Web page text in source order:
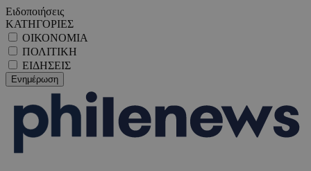
Ειδοποιήσεις
ΚΑΤΗΓΟΡΙΕΣ
ΟΙΚΟΝΟΜΙΑ
ΠΟΛΙΤΙΚΗ
ΕΙΔΗΣΕΙΣ